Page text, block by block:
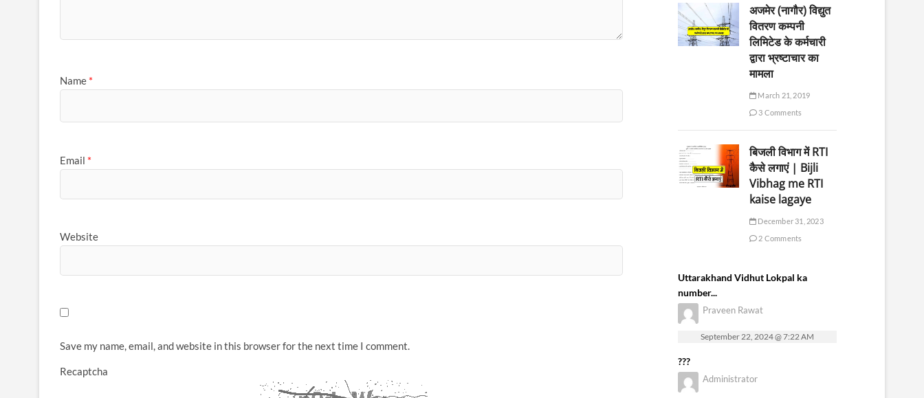
Name *
Email *
Website
Save my name, email, and website in this browser for the next time I comment.
Recaptcha
अजमेर (नागौर) विद्युत
वितरण कम्पनी
लिमिटेड के कर्मचारी
द्वारा भ्रष्टाचार का
मामला
March 21, 2019
3 Comments
बिजली विभाग में RTI
कैसे लगाएं | Bijli
Vibhag me RTI
kaise lagaye
December 31, 2023
2 Comments
Uttarakhand Vidhut Lokpal ka
number...
Praveen Rawat
September 22, 2024 @ 7:22 AM
???
Administrator